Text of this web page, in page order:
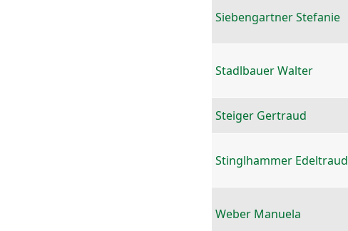
Siebengartner Stefanie
Stadlbauer Walter
Steiger Gertraud
Stinglhammer Edeltraud
Weber Manuela